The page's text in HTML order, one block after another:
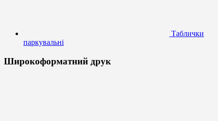
Таблички
паркувальні
Широкоформатний друк